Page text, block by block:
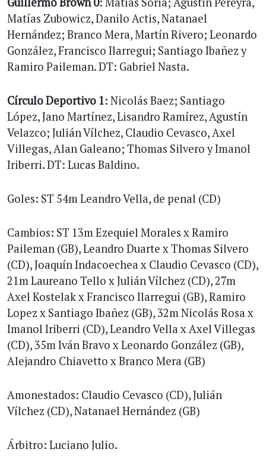
Matías Zubowicz, Danilo Actis, Natanael
Hernández; Branco Mera, Martín Rivero; Leonardo
González, Francisco Ilarregui; Santiago Ibañez y
Ramiro Paileman. DT: Gabriel Nasta.
Círculo Deportivo 1: Nicolás Baez; Santiago
López, Jano Martínez, Lisandro Ramírez, Agustín
Velazco; Julián Vílchez, Claudio Cevasco, Axel
Villegas, Alan Galeano; Thomas Silvero y Imanol
Iriberri. DT: Lucas Baldino.
Goles: ST 54m Leandro Vella, de penal (CD)
Cambios: ST 13m Ezequiel Morales x Ramiro
Paileman (GB), Leandro Duarte x Thomas Silvero
(CD), Joaquín Indacoechea x Claudio Cevasco (CD),
21m Laureano Tello x Julián Vílchez (CD), 27m
Axel Kostelak x Francisco Ilarregui (GB), Ramiro
Lopez x Santiago Ibañez (GB), 32m Nicolás Rosa x
Imanol Iriberri (CD), Leandro Vella x Axel Villegas
(CD), 35m Iván Bravo x Leonardo González (GB),
Alejandro Chiavetto x Branco Mera (GB)
Amonestados: Claudio Cevasco (CD), Julián
Vílchez (CD), Natanael Hernández (GB)
Árbitro: Luciano Julio.